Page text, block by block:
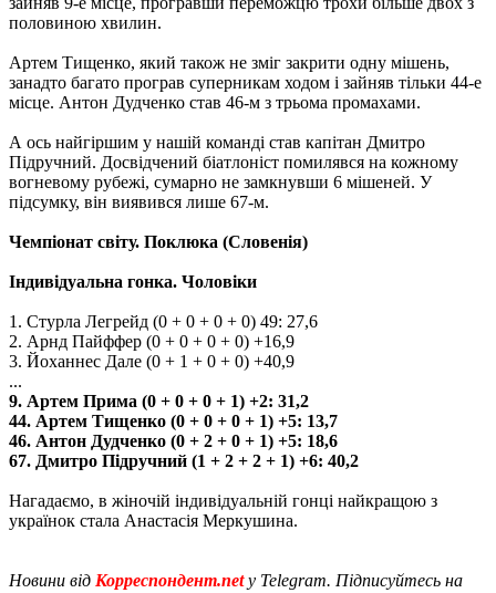
половиною хвилин.
Артем Тищенко, який також не зміг закрити одну мішень,
занадто багато програв суперникам ходом і зайняв тільки 44-е
місце. Антон Дудченко став 46-м з трьома промахами.
А ось найгіршим у нашій команді став капітан Дмитро
Підручний. Досвідчений біатлоніст помилявся на кожному
вогневому рубежі, сумарно не замкнувши 6 мішеней. У
підсумку, він виявився лише 67-м.
Чемпіонат світу. Поклюка (Словенія)
Індивідуальна гонка. Чоловіки
1. Стурла Легрейд (0 + 0 + 0 + 0) 49: 27,6
2. Арнд Пайффер (0 + 0 + 0 + 0) +16,9
3. Йоханнес Дале (0 + 1 + 0 + 0) +40,9
...
9. Артем Прима (0 + 0 + 0 + 1) +2: 31,2
44. Артем Тищенко (0 + 0 + 0 + 1) +5: 13,7
46. ​​Антон Дудченко (0 + 2 + 0 + 1) +5: 18,6
67. Дмитро Підручний (1 + 2 + 2 + 1) +6: 40,2
Нагадаємо, в жіночій індивідуальній гонці найкращою з
українок стала Анастасія Меркушина.
Новини від Корреспондент.netу Telegram. Підписуйтесь на